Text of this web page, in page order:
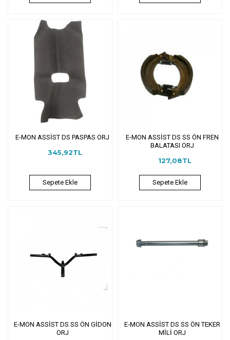
E-MON ASSİST DS PASPAS ORJ
345,92TL
Sepete Ekle
E-MON ASSİST DS SS ÖN FREN
BALATASI ORJ
127,08TL
Sepete Ekle
E-MON ASSİST DS SS ÖN GİDON
ORJ
E-MON ASSİST DS SS ÖN TEKER
MİLİ ORJ